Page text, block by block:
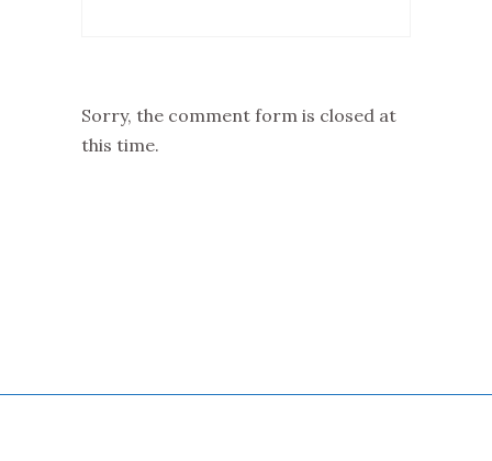
Sorry, the comment form is closed at
this time.